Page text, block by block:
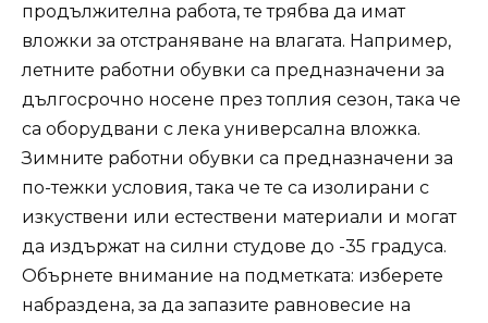
продължителна работа, те трябва да имат
вложки за отстраняване на влагата. Например,
летните работни обувки са предназначени за
дългосрочно носене през топлия сезон, така че
са оборудвани с лека универсална вложка.
Зимните работни обувки са предназначени за
по-тежки условия, така че те са изолирани с
изкуствени или естествени материали и могат
да издържат на силни студове до -35 градуса.
Обърнете внимание на подметката: изберете
набраздена, за да запазите равновесие на